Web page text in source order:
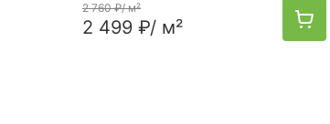
2 760 ₽/ м²
2 499 ₽/ м²